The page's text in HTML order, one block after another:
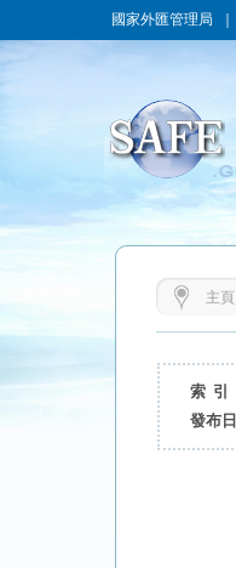
國家外匯管理局
主頁
索 引
發布